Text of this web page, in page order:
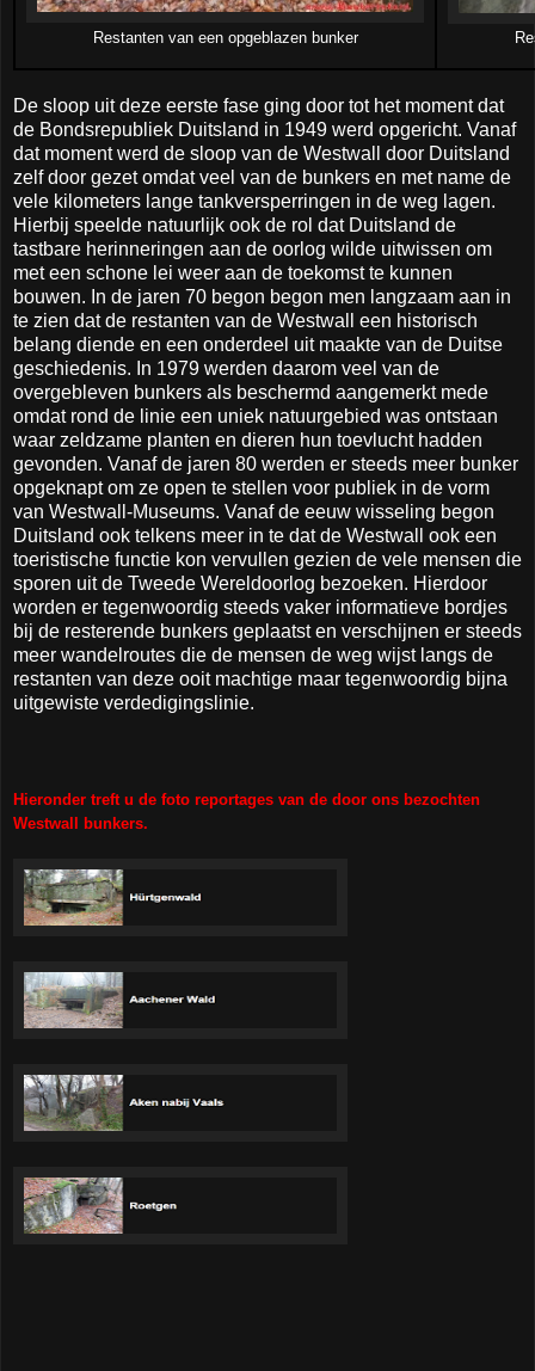
Restanten van een opgeblazen bunker
De sloop uit deze eerste fase ging door tot het moment dat
de Bondsrepubliek Duitsland in 1949 werd opgericht. Vanaf
dat moment werd de sloop van de Westwall door Duitsland
zelf door gezet omdat veel van de bunkers en met name de
vele kilometers lange tankversperringen in de weg lagen.
Hierbij speelde natuurlijk ook de rol dat Duitsland de
tastbare herinneringen aan de oorlog wilde uitwissen om
met een schone lei weer aan de toekomst te kunnen
bouwen. In de jaren 70 begon begon men langzaam aan in
te zien dat de restanten van de Westwall een historisch
belang diende en een onderdeel uit maakte van de Duitse
geschiedenis. In 1979 werden daarom veel van de
overgebleven bunkers als beschermd aangemerkt mede
omdat rond de linie een uniek natuurgebied was ontstaan
waar zeldzame planten en dieren hun toevlucht hadden
gevonden. Vanaf de jaren 80 werden er steeds meer bunker
opgeknapt om ze open te stellen voor publiek in de vorm
van Westwall-Museums. Vanaf de eeuw wisseling begon
Duitsland ook telkens meer in te dat de Westwall ook een
toeristische functie kon vervullen gezien de vele mensen die
sporen uit de Tweede Wereldoorlog bezoeken. Hierdoor
worden er tegenwoordig steeds vaker informatieve bordjes
bij de resterende bunkers geplaatst en verschijnen er steeds
meer wandelroutes die de mensen de weg wijst langs de
restanten van deze ooit machtige maar tegenwoordig bijna
uitgewiste verdedigingslinie.
Hieronder treft u de foto reportages van de door ons bezochten
Westwall bunkers.